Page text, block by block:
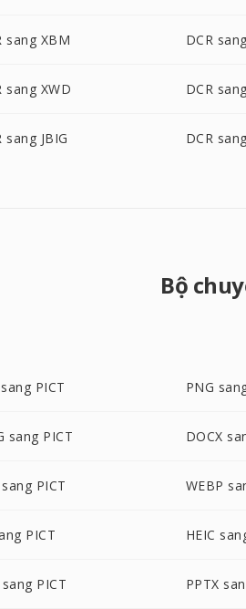
sang XBM DCR
sang XWD DCR
sang JBIG DCR
Bộ
sang PICT PNG
sang PICT DOCX
PICT WEBP
PICT HEIC
sang PICT PPTX